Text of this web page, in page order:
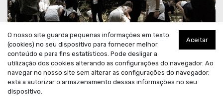
A VISITA DO
Aceitar
O nosso site guarda pequenas informações em texto
(cookies) no seu dispositivo para fornecer melhor
conteúdo e para fins estatísticos. Pode desligar a
utilização dos cookies alterando as configurações do navegador. Ao
navegar no nosso site sem alterar as configurações do navegador,
está a autorizar o armazenamento dessas informações no seu
dispositivo.